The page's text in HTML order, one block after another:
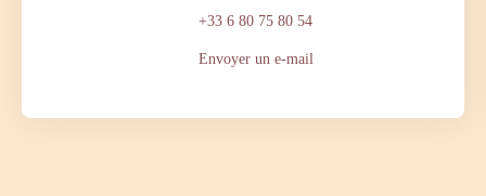
+33 6 80 75 80 54
Envoyer un e-mail